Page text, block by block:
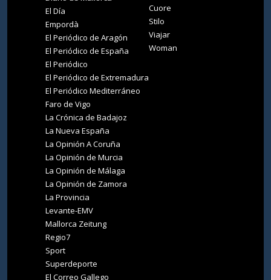
El Día
Empordà
El Periódico de Aragón
El Periódico de España
El Periódico
El Periódico de Extremadura
El Periódico Mediterráneo
Faro de Vigo
La Crónica de Badajoz
La Nueva España
La Opinión A Coruña
La Opinión de Murcia
La Opinión de Málaga
La Opinión de Zamora
La Provincia
Levante-EMV
Mallorca Zeitung
Regio7
Sport
Superdeporte
El Correo Gallego
Cuore
Stilo
Viajar
Woman